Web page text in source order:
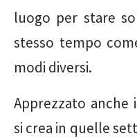
luogo per stare
stesso tempo
modi diversi.
Apprezzato
si crea in quelle